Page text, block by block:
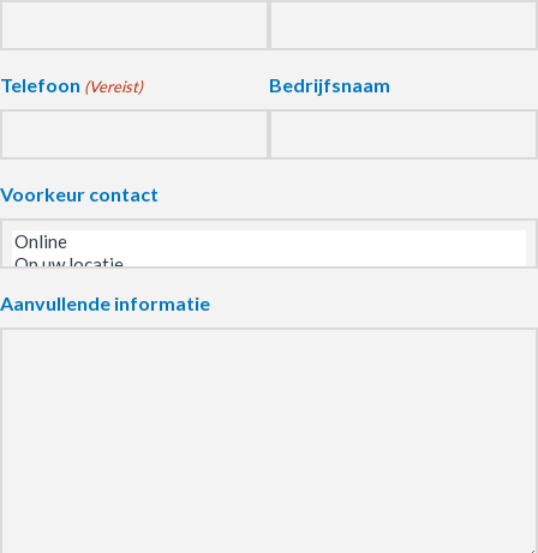
Telefoon (Vereist) Bedrijfsnaam
Voorkeur contact
Aanvullende informatie